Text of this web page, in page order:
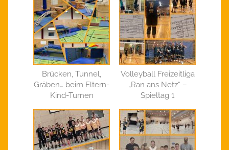
Brücken, Tunnel,
Gräben… beim Eltern-
Kind-Turnen
Volleyball Freizeitliga
„Ran ans Netz“ –
Spieltag 1